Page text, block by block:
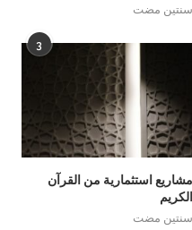
سنتين مضت
3
مشاريع استثمارية من القرآن
الكريم
سنتين مضت